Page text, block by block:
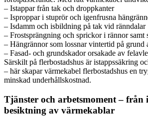
– Istappar från tak och droppkanter
– Isproppar i stuprör och igenfrusna
– Isdamm och isbildning på tak vid ränndalar
– Frostsprängning och sprickor i rännor samt
– Hängrännor som lossnar vintertid på grund
– Fasad- och grundskador orsakade av
Särskilt på flerbostadshus är istappssäkring
– här skapar värmekabel flerbostadshus en
minskad underhållskostnad.
Tjänster och arbetsmoment –
besiktning av värmekablar